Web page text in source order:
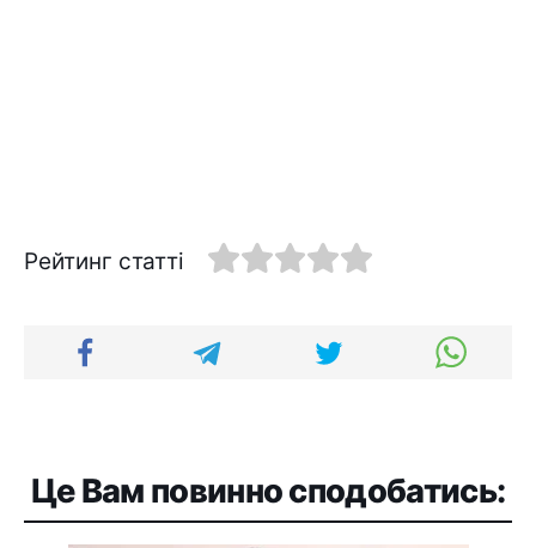
Рейтинг статті
Це Вам повинно сподобатись: